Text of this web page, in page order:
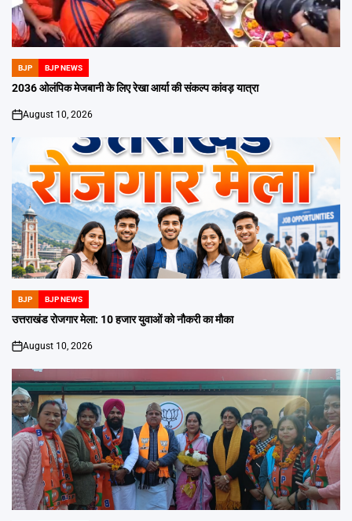
POSTED
IN
BJP BJP NEWS
2036 ओलंपिक मेजबानी के लिए रेखा आर्या की संकल्प कांवड़ यात्रा
on
August 10, 2026
POSTED
IN
BJP BJP NEWS
उत्तराखंड रोजगार मेला: 10 हजार युवाओं को नौकरी का मौका
on
August 10, 2026